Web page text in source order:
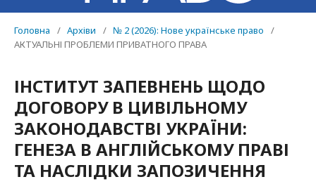
Головна / Архіви / № 2 (2026): Нове українське право
/
АКТУАЛЬНІ ПРОБЛЕМИ ПРИВАТНОГО ПРАВА
ІНСТИТУТ ЗАПЕВНЕНЬ ЩОДО
ДОГОВОРУ В ЦИВІЛЬНОМУ
ЗАКОНОДАВСТВІ УКРАЇНИ:
ГЕНЕЗА В АНГЛІЙСЬКОМУ ПРАВІ
ТА НАСЛІДКИ ЗАПОЗИЧЕННЯ